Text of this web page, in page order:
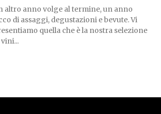
altro anno volge al termine, un anno
di assaggi, degustazioni e bevute. Vi
quella che è la nostra selezione